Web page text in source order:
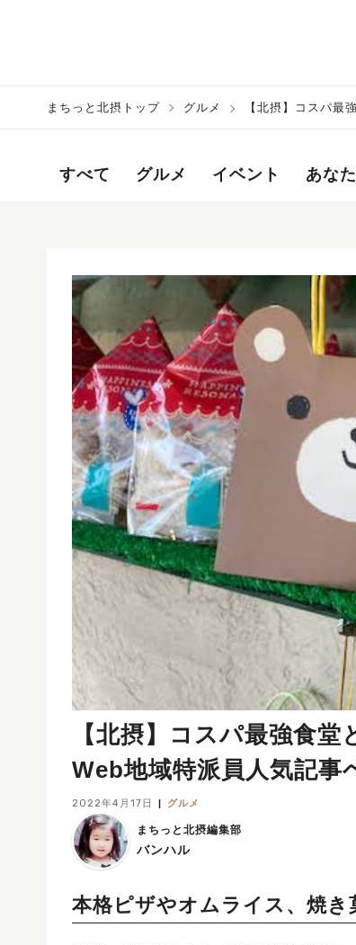
まちっと北摂トップ グルメ
【北摂】コスパ最
すべて グルメ イベント あな
【北摂】コスパ最強食
Web地域特派員人気記事
2022年4月17日 グルメ
まちっと北摂編集部
バンハル
本格ピザやオムライス、焼